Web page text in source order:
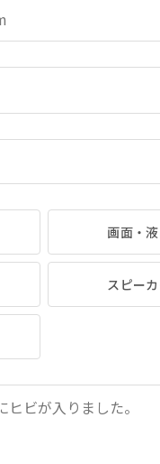
画面・
スピー